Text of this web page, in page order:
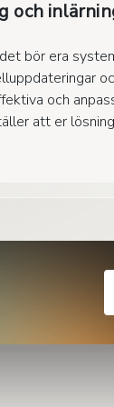
och
bör era
och
att er